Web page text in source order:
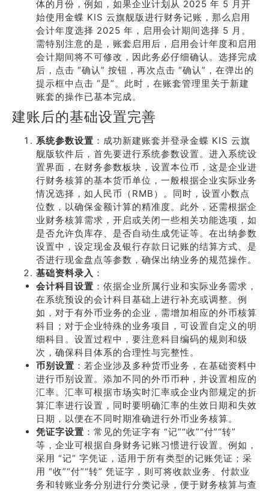
体的月份，例如，如果企业计划从 2025 年 5 月开
始使用金蝶 KIS 云旗舰版进行财务记账，那么启用
会计年度选择 2025 年，启用会计期间选择 5 月。
需特别注意的是，账套启用后，启用会计年度和启用
会计期间将不可修改，因此务必仔细确认。选择完成
后，点击 “确认” 按钮，再次点击 “确认”，在弹出的
提示框中点击 “是”。此时，在账套管理里关于新建
账套的操作已基本完成。
建账后的基础设置完善
系统参数设置 ：成功新建账套并登录金蝶 KIS 云旗
舰版软件后，首先要进行系统参数设置。进入系统设
置界面，在财务参数板块，设置本位币，这是企业进
行财务核算的基本货币单位，一般根据企业实际业务
情况选择，如人民币（RMB）。同时，设置小数点
位数，以确保金额计算的精准度。此外，还需根据企
业财务核算需求，开启或关闭一些相关功能选项，如
是否允许负库存、是否自动生成凭证等。在出纳参数
设置中，设定现金及银行存款日记账的结算方式、是
否进行现金盘点等参数，确保出纳业务的规范操作。
基础资料录入 ：
会计科目设置 ：依据企业所属行业和实际业务需求，
在系统预设的会计科目基础上进行补充或调整。例
如，对于有外币业务的企业，需增加相应的外币核算
科目；对于企业特殊的业务项目，可设置自定义的明
细科目。设置过程中，要注意科目编码的规则和级
次，确保科目体系的合理性与完整性。
币别设置 ：若企业涉及多种货币业务，在基础资料中
进行币别设置。添加不同的外币币种，并设置相应的
汇率。汇率可根据市场实时汇率或企业内部规定的折
算汇率进行设置，同时要明确汇率的生效日期和失效
日期，以便在不同时期准确进行外币业务核算。
凭证字设置 ：常见的凭证字有 “记”“收”“付”“转”
等，企业可根据自身财务记账习惯进行设置。例如，
采用 “记” 字凭证，适用于所有类型的记账凭证；采
用 “收”“付”“转” 凭证字，则可将收款业务、付款业
务和转账业务分别进行分类记录，便于财务核算与查